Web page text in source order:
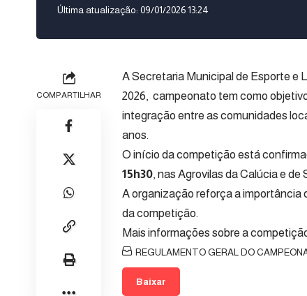
Última atualização: 09/01/2026 13:24
COMPARTILHAR
A Secretaria Municipal de Esporte e
2026, campeonato tem como
integração entre as comunidades
anos.
O início da competição está
15h30, nas Agrovilas da Calúcia e de
A organização reforça a importância
da competição.
Mais informações sobre a
REGULAMENTO GERAL DO
Baixar